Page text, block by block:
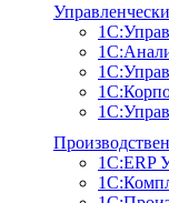
1С:ERP